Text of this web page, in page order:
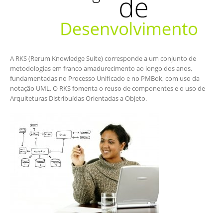
A RKS (Rerum Knowledge Suite) corresponde a um conjunto de
metodologias em franco amadurecimento ao longo dos anos,
fundamentadas no Processo Unificado e no PMBok, com uso da
notação UML. O RKS fomenta o reuso de componentes e o uso de
Arquiteturas Distribuídas Orientadas a Objeto.